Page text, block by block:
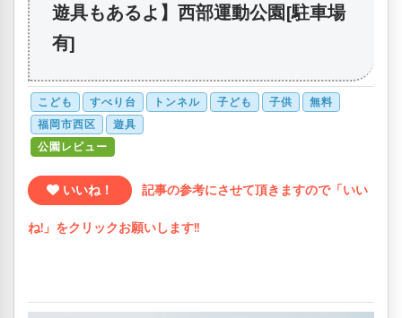
遊具もあるよ】西部運動公園[駐車場
有]
こども すべり台 トンネル 子ども 子供
無料
福岡市西区
遊具
公園レビュー
いいね！ 記事の参考にさせて頂きますので「いい
ね!」をクリックお願いします!!